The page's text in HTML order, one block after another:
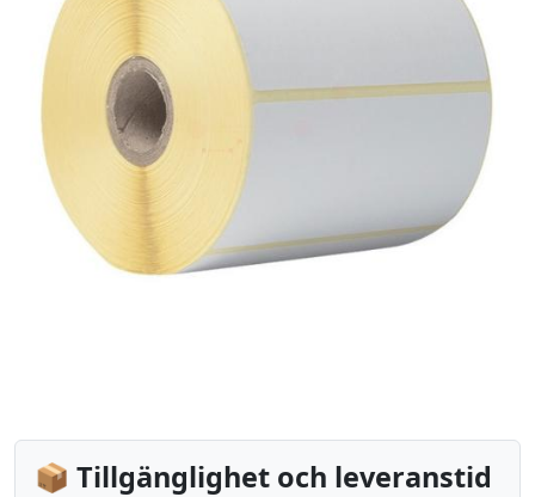
📦 Tillgänglighet och leveranstid